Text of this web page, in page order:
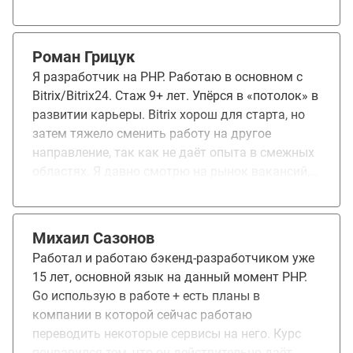
быстрой обратной связи и рекомендаций по
навык программирования на go. Я этим очень
доволен)
Роман Грицук
Я разработчик на PHP. Работаю в основном с
Bitrix/Bitrix24. Стаж 9+ лет. Упёрся в «потолок» в
развитии карьеры. Bitrix хорош для старта, но
затем тяжело сменить работу на другое
направление, так как не даёт опыта в смежных
момент работаю на Golang. Зная их зп, а также
принял решение изучить Golang. Проблема
была в том, чтобы эти знания применять. На
текущем месте работы компания оплатила
обучение и таким образом стала возможность
как изучить Golang, так и применять его в
рабочих задачах. Курс Golang базовый мне не
Михаил Сазонов
Работал и работаю бэкенд-разработчиком уже
15 лет, основной язык на данный момент PHP.
Go использую в работе + есть планы в
компании в которой сейчас работаю
переводить некоторые сервисы на него. Курс